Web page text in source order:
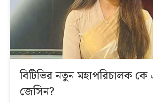
বিটিভির নতুন মহাপরিচালক
জেসিন?